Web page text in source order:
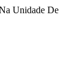
Unidade De